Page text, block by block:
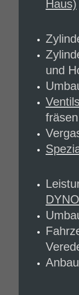
Haus)
und
fräsen